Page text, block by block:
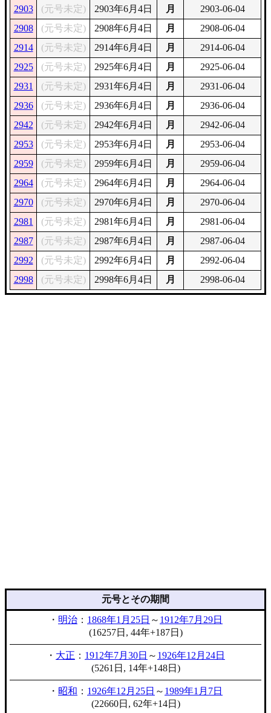
2903 (元号未定) 2903年6月4日 月
2903-06-04
2908
(元号未定) 2908年6月4日 月
2908-06-04
2914
(元号未定) 2914年6月4日 月
2914-06-04
2925
(元号未定) 2925年6月4日 月
2925-06-04
2931
(元号未定) 2931年6月4日 月
2931-06-04
2936
(元号未定) 2936年6月4日 月
2936-06-04
2942
(元号未定) 2942年6月4日 月
2942-06-04
2953
(元号未定) 2953年6月4日 月
2953-06-04
2959
(元号未定) 2959年6月4日 月
2959-06-04
2964
(元号未定) 2964年6月4日 月
2964-06-04
2970
(元号未定) 2970年6月4日 月
2970-06-04
2981
(元号未定) 2981年6月4日 月
2981-06-04
2987
(元号未定) 2987年6月4日 月
2987-06-04
2992
(元号未定) 2992年6月4日 月
2992-06-04
2998
(元号未定) 2998年6月4日 月 2998-06-04
元号とその期間
・ 明治 ： 1868年1月25日 ～ 1912年7月29日
(16257日, 44年+187日)
・ 大正 ： 1912年7月30日 ～ 1926年12月24日
(5261日, 14年+148日)
・ 昭和 ： 1926年12月25日 ～ 1989年1月7日
(22660日, 62年+14日)